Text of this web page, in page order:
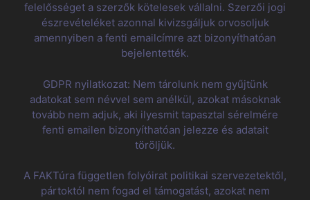
felelősséget a szerzők kötelesek vállalni. Szerzői jogi
észrevételéket azonnal kivizsgáljuk orvosoljuk
amennyiben a fenti emailcímre azt bizonyíthatóan
bejelentették.
GDPR nyilatkozat: Nem tárolunk nem gyűjtünk
adatokat sem névvel sem anélkül, azokat másoknak
tovább nem adjuk, aki ilyesmit tapasztal sérelmére
fenti emailen bizonyíthatóan jelezze és adatait
töröljük.
A FAKTúra független folyóirat politikai szervezetektől,
pártoktól nem fogad el támogatást, azokat nem